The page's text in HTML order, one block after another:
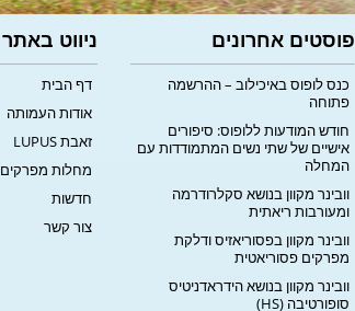
פוסטים אחרונים
כנס לופוס באיכילוב – ההרשמה
פתוחה
חודש המודעות ללופוס: סיפורים
אישיים של שתי נשים המתמודדות עם
המחלה
וובינר מקוון בנושא סקלרודרמה
ומעורבות ריאתית
וובינר מקוון בפסוריאזיס ודלקת
מפרקים פסוריאטית
וובינר מקוון בנושא הידראדניטיס
סופורטיבה (HS)
ניווט באתר
דף הבית
אודות העמותה
זאבת LUPUS
מחלות מפרקים
חדשות
צור קשר